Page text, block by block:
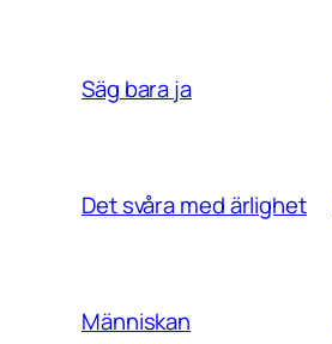
Säg bara ja
Det svåra med ärlighet
Människan